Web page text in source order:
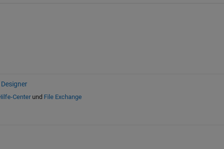
Centerund File Exchange